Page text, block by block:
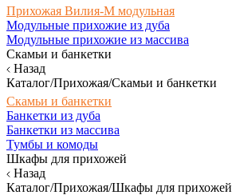
Прихожая Вилия-М модульная
Модульные прихожие из дуба
Модульные прихожие из массива
Скамьи и банкетки
Назад
Каталог/Прихожая/Скамьи и банкетки
Скамьи и банкетки
Банкетки из дуба
Банкетки из массива
Тумбы и комоды
Шкафы для прихожей
Назад
Каталог/Прихожая/Шкафы для прихожей